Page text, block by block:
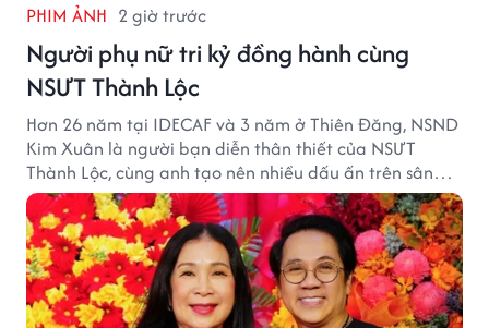
PHIM ẢNH 2 giờ trước
Người phụ nữ tri kỷ đồng hành cùng
NSƯT Thành Lộc
Hơn 26 năm tại IDECAF và 3 năm ở Thiên Đăng, NSND
Kim Xuân là người bạn diễn thân thiết của NSƯT
Thành Lộc, cùng anh tạo nên nhiều dấu ấn trên sân
khấu.